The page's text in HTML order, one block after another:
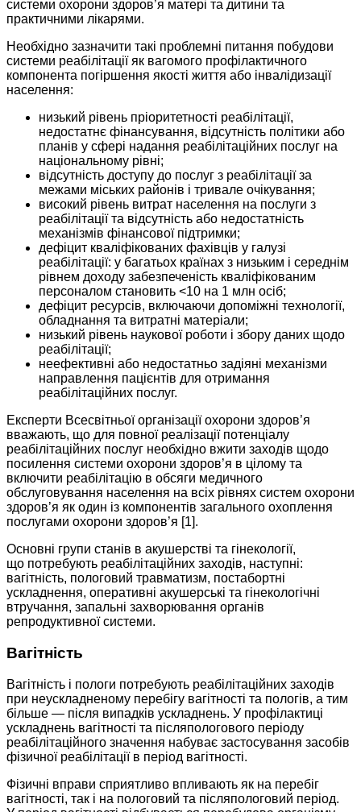
системи охорони здоров’я матері та дитини та
практичними лікарями.
Необхідно зазначити такі проблемні питання побудови
системи реабілітації як вагомого профілактичного
компонента погіршення якості життя або інвалідизації
населення:
низький рівень пріоритетності реабілітації,
недостатнє фінансування, відсутність політики або
планів у сфері надання реабілітаційних послуг на
національному рівні;
відсутність доступу до послуг з реабілітації за
межами міських районів і тривале очікування;
високий рівень витрат населення на послуги з
реабілітації та відсутність або недостатність
механізмів фінансової підтримки;
дефіцит кваліфікованих фахівців у галузі
реабілітації: у багатьох країнах з низьким і середнім
рівнем доходу забезпеченість кваліфікованим
персоналом становить <10 на 1 млн осіб;
дефіцит ресурсів, включаючи допоміжні технології,
обладнання та витратні матеріали;
низький рівень наукової роботи і збору даних щодо
реабілітації;
неефективні або недостатньо задіяні механізми
направлення пацієнтів для отримання
реабілітаційних послуг.
Експерти Всесвітньої організації охорони здоров’я
вважають, що для повної реалізації потенціалу
реабілітаційних послуг необхідно вжити заходів щодо
посилення системи охорони здоров’я в цілому та
включити реабілітацію в обсяги медичного
обслуговування населення на всіх рівнях систем охорони
здоров’я як один із компонентів загального охоплення
послугами охорони здоров’я [1].
Основні групи станів в акушерстві та гінекології,
що потребують реабілітаційних заходів, наступні:
вагітність, пологовий травматизм, постабортні
ускладнення, оперативні акушерські та гінекологічні
втручання, запальні захворювання органів
репродуктивної системи.
Вагітність
Вагітність і пологи потребують реабілітаційних заходів
при неускладненому перебігу вагітності та пологів, а тим
більше — після випадків ускладнень. У профілактиці
ускладнень вагітності та післяпологового періоду
реабілітаційного значення набуває застосування засобів
фізичної реабілітації в період вагітності.
Фізичні вправи сприятливо впливають як на перебіг
вагітності, так і на пологовий та післяпологовий період.